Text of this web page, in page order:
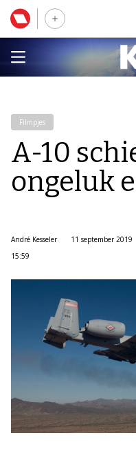
Filmpjes
A-10
ongeluk
André Kesseler
11 september 2019
15:59